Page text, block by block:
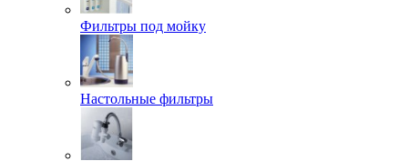
Фильтры под мойку
Настольные фильтры